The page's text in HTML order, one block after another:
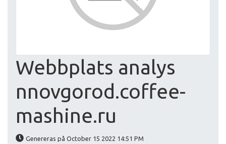
Webbplats analys
nnovgorod.coffee-
mashine.ru
Genereras på October 15 2022 14:51 PM